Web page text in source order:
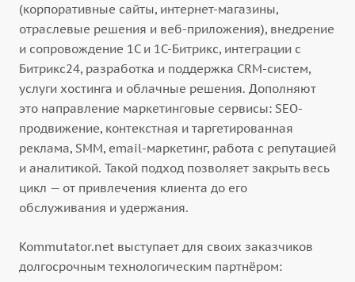
(корпоративные сайты, интернет-магазины,
отраслевые решения и веб-приложения), внедрение
и сопровождение 1С и 1С-Битрикс, интеграции с
Битрикс24, разработка и поддержка CRM-систем,
услуги хостинга и облачные решения. Дополняют
это направление маркетинговые сервисы: SEO-
продвижение, контекстная и таргетированная
реклама, SMM, email-маркетинг, работа с репутацией
и аналитикой. Такой подход позволяет закрыть весь
цикл — от привлечения клиента до его
обслуживания и удержания.
Kommutator.net выступает для своих заказчиков
долгосрочным технологическим партнёром: